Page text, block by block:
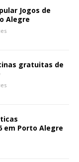
Jogos de
Alegre
gratuitas de
em Porto Alegre